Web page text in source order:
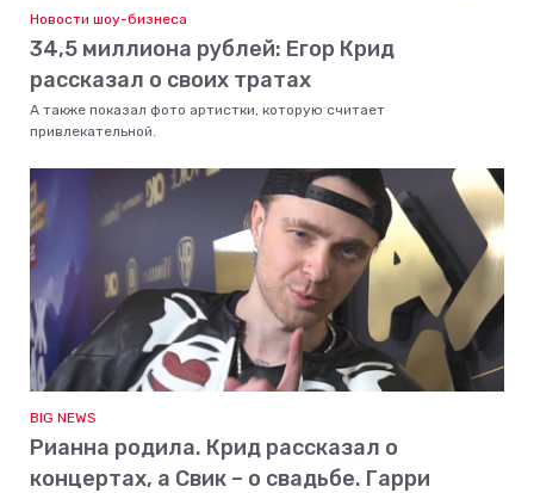
Новости шоу-бизнеса
34,5 миллиона рублей: Егор Крид
рассказал о своих тратах
А также показал фото артистки, которую считает
привлекательной.
BIG NEWS
Рианна родила. Крид рассказал о
концертах, а Свик – о свадьбе. Гарри